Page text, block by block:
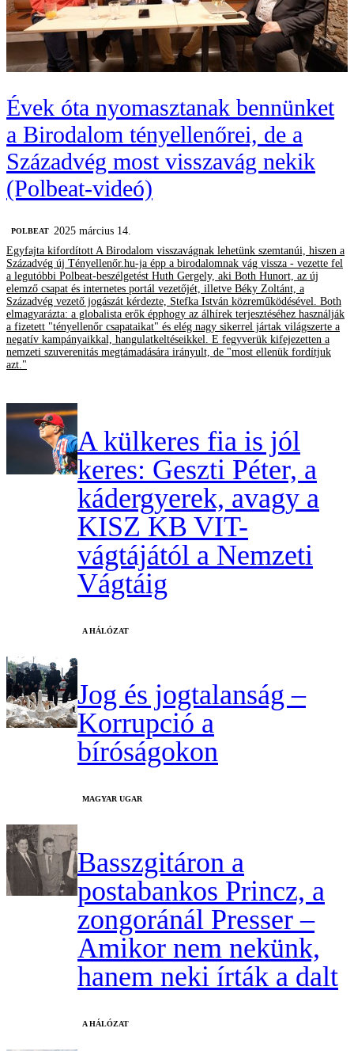
Évek óta nyomasztanak bennünket
a Birodalom tényellenőrei, de a
Századvég most visszavág nekik
(Polbeat-videó)
‎POLBEAT 2025 március 14.
Egyfajta kifordított A Birodalom visszavágnak lehetünk szemtanúi, hiszen a
Századvég új Tényellenőr.hu-ja épp a birodalomnak vág vissza - vezette fel
a legutóbbi Polbeat-beszélgetést Huth Gergely, aki Both Hunort, az új
elemző csapat és internetes portál vezetőjét, illetve Béky Zoltánt, a
Századvég vezető jogászát kérdezte, Stefka István közreműködésével. Both
elmagyarázta: a globalista erők épphogy az álhírek terjesztéséhez használják
a fizetett "tényellenőr csapataikat" és elég nagy sikerrel jártak világszerte a
negatív kampányaikkal, hangulatkeltéseikkel. E fegyverük kifejezetten a
nemzeti szuverenitás megtámadására irányult, de "most ellenük fordítjuk
azt."
A külkeres fia is jól
keres: Geszti Péter, a
kádergyerek, avagy a
KISZ KB VIT-
vágtájától a Nemzeti
Vágtáig
A HÁLÓZAT
Jog és jogtalanság –
Korrupció a
bíróságokon
MAGYAR UGAR
Basszgitáron a
postabankos Princz, a
zongoránál Presser –
Amikor nem nekünk,
hanem neki írták a dalt
A HÁLÓZAT